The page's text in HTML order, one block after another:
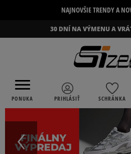
NAJNOVŠIE TRENDY A
30 DNÍ NA VÝMENU A
PONUKA PRIHLÁSIŤ SCHRÁNKA